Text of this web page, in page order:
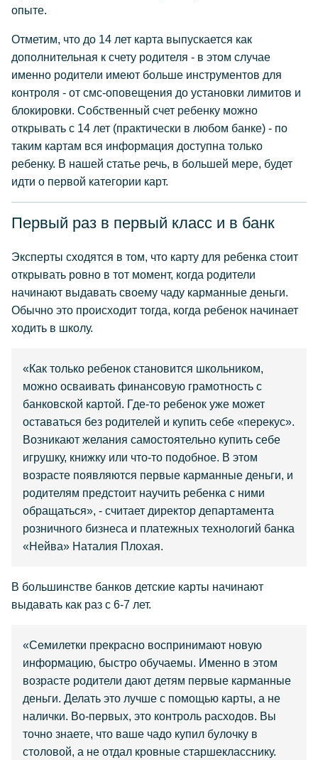
опыте.
Отметим, что до 14 лет карта выпускается как
дополнительная к счету родителя - в этом случае
именно родители имеют больше инструментов для
контроля - от смс-оповещения до установки лимитов и
блокировки. Собственный счет ребенку можно
открывать с 14 лет (практически в любом банке) - по
таким картам вся информация доступна только
ребенку. В нашей статье речь, в большей мере, будет
идти о первой категории карт.
Первый раз в первый класс и в банк
Эксперты сходятся в том, что карту для ребенка стоит
открывать ровно в тот момент, когда родители
начинают выдавать своему чаду карманные деньги.
Обычно это происходит тогда, когда ребенок начинает
ходить в школу.
«Как только ребенок становится школьником,
можно осваивать финансовую грамотность с
банковской картой. Где-то ребенок уже может
оставаться без родителей и купить себе «перекус».
Возникают желания самостоятельно купить себе
игрушку, книжку или что-то подобное. В этом
возрасте появляются первые карманные деньги, и
родителям предстоит научить ребенка с ними
обращаться», - считает директор департамента
розничного бизнеса и платежных технологий банка
«Нейва» Наталия Плохая.
В большинстве банков детские карты начинают
выдавать как раз с 6-7 лет.
«Семилетки прекрасно воспринимают новую
информацию, быстро обучаемы. Именно в этом
возрасте родители дают детям первые карманные
деньги. Делать это лучше с помощью карты, а не
налички. Во-первых, это контроль расходов. Вы
точно знаете, что ваше чадо купил булочку в
столовой, а не отдал кровные старшекласснику.